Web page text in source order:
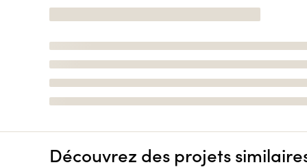
Découvrez des projets